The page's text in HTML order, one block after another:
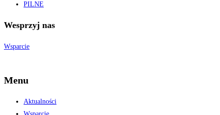
PILNE
Wesprzyj nas
Wsparcie
Menu
Aktualności